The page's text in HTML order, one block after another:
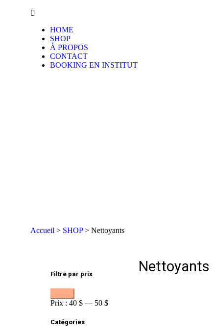
HOME
SHOP
À PROPOS
CONTACT
BOOKING EN INSTITUT
Accueil > SHOP> Nettoyants
Filtre par prix
Prix : 40 $— 50 $
Catégories
Nettoyants